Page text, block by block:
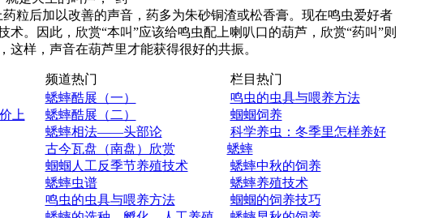
粒后加以改善的声音，药多为朱砂铜渣或松香膏。现在鸣虫爱好者
术。因此，欣赏“本叫”应该给鸣虫配上喇叭口的葫芦，欣赏“药叫”则
这样，声音在葫芦里才能获得很好的共振。
上
频道热门
蟋蟀酷展（一）
蟋蟀酷展（二）
蟋蟀相法——头部论
古今瓦盘（南盘）欣赏
蝈蝈人工反季节养殖技术
蟋蟀虫谱
鸣虫的虫具与喂养方法
栏目热门
鸣虫的虫具与喂养方法
蝈蝈饲养
科学养虫：冬季里怎样养好
蟋蟀
蟋蟀中秋的饲养
蟋蟀养殖技术
蝈蝈的饲养技巧